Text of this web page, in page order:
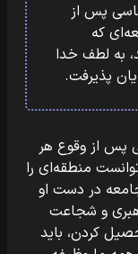
پس از
که
به لطف خدا
پذیرفت.
پس از وقوع هر
منطقه‌ای را
در دست او
و شجاعت
کردن، باید